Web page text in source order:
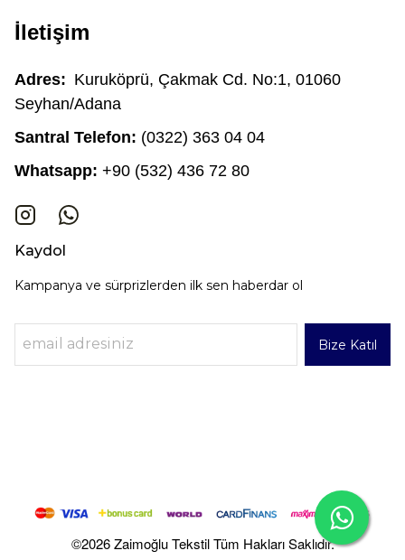
İletişim
Adres: Kuruköprü, Çakmak Cd. No:1, 01060
Seyhan/Adana
Santral Telefon: (0322) 363 04 04
Whatsapp: +90 (532) 436 72 80
Kaydol
Kampanya ve sürprizlerden ilk sen haberdar ol
Bize Katıl
©2026 Zaimoğlu Tekstil Tüm Hakları Saklıdır.